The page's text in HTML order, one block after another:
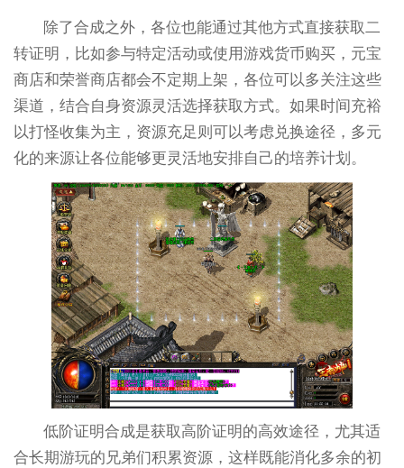
除了合成之外，各位也能通过其他方式直接获取二
转证明，比如参与特定活动或使用游戏货币购买，元宝
商店和荣誉商店都会不定期上架，各位可以多关注这些
渠道，结合自身资源灵活选择获取方式。如果时间充裕
以打怪收集为主，资源充足则可以考虑兑换途径，多元
化的来源让各位能够更灵活地安排自己的培养计划。
低阶证明合成是获取高阶证明的高效途径，尤其适
合长期游玩的兄弟们积累资源，这样既能消化多余的初